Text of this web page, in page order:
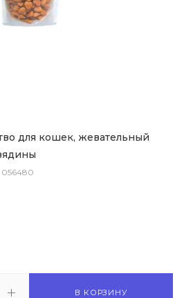
для кошек, жевательный
056480
В КОРЗИНУ